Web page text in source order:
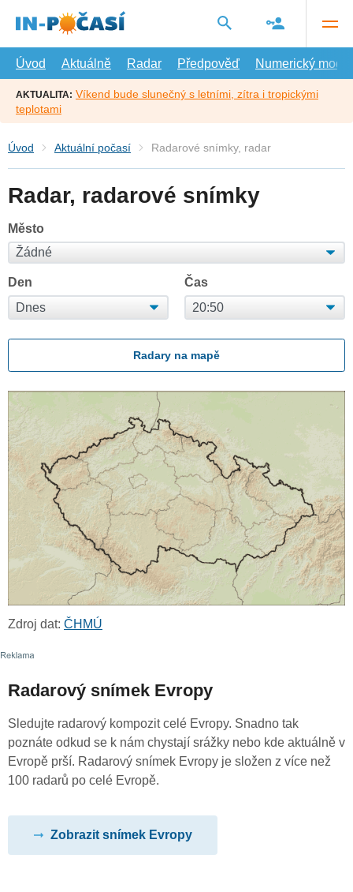
hlavní
Úvod
Aktuálně Radar Předpověď Numerický model
AKTUALITA: Víkend bude slunečný s letními, zítra i tropickými
teplotami
Úvod Aktuální počasí Radarové snímky, radar
Radar, radarové snímky
Město
Den Čas
Radary na mapě
Zdroj dat: ČHMÚ
Radarový snímek Evropy
Sledujte radarový kompozit celé Evropy. Snadno tak
poznáte odkud se k nám chystají srážky nebo kde aktuálně v
Evropě prší. Radarový snímek Evropy je složen z více než
100 radarů po celé Evropě.
Zobrazit snímek Evropy